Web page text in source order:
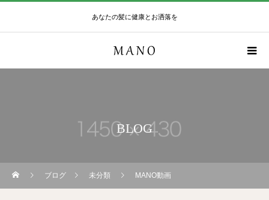
あなたの髪に健康とお洒落を
BLOG
ブログ 未分類 MANO動画